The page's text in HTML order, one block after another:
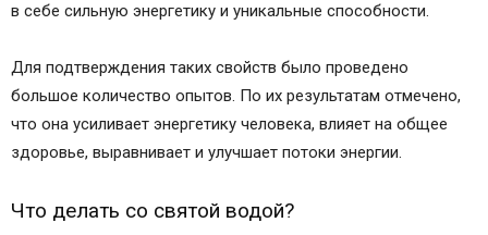
в себе сильную энергетику и уникальные способности.
Для подтверждения таких свойств было проведено
большое количество опытов. По их результатам отмечено,
что она усиливает энергетику человека, влияет на общее
здоровье, выравнивает и улучшает потоки энергии.
Что делать со святой водой?